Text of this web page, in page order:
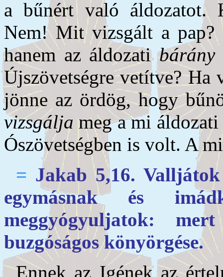
a bűnért való áldozatot.
Nem! Mit vizsgált a pap?
hanem az áldozatibárány
Újszövetségre vetítve? Ha
jönne az ördög, hogy
vizsgálja meg a mi
Ószövetségben is volt. A
= Jakab 5,16.
egymásnak és
meggyógyuljatok:
buzgóságos könyörgése.
Ennek az Igének az